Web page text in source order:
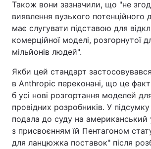
Також вони зазначили, що "не
виявлення вузького потенційного
має слугувати підставою для
комерційної моделі, розгорнутої
мільйонів людей".
Якби цей стандарт застосовувався
в Anthropic переконані, що це
б усі нові розгортання моделей
провідних розробників. У
подала до суду на американський
з присвоєнням їй Пентагоном
для ланцюжка поставок" після